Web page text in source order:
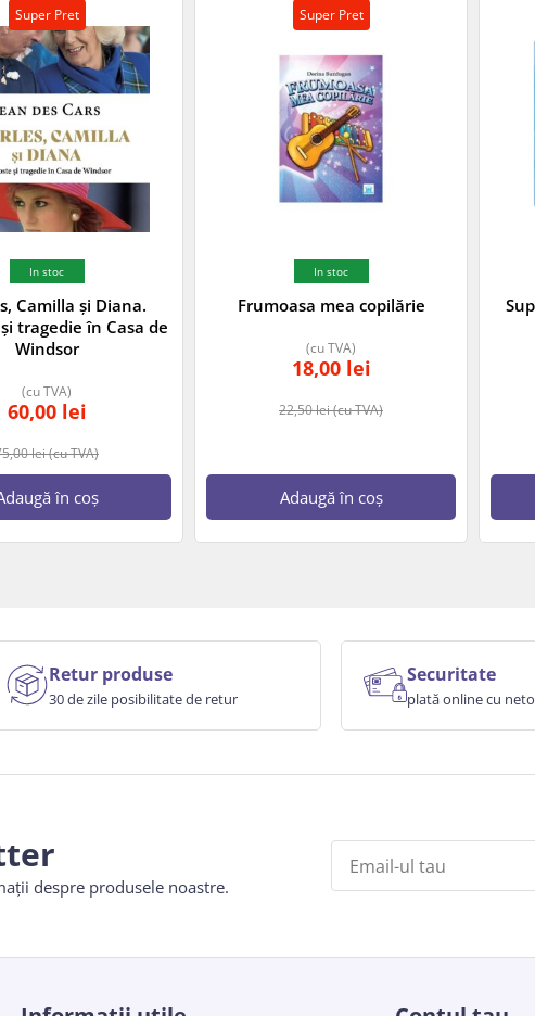
Super Pret
In stoc
Camilla și Diana.
tragedie în Casa de
Windsor
lei(cu TVA)
60,00 lei
(cu TVA)
în coș
Super Pret
In stoc
Frumoasa mea copilărie
22,50lei(cu TVA)
18,00 lei
(cu TVA)
Adaugă în coș
Retur produse
30 de zile posibilitate de retur
Securitate
plată online cu
despre produsele noastre.